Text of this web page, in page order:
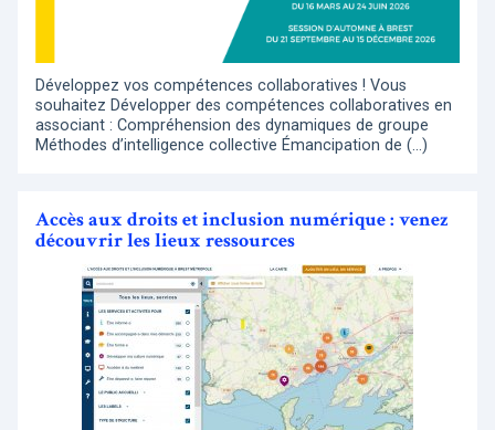
Développez vos compétences collaboratives ! Vous
souhaitez Développer des compétences collaboratives en
associant : Compréhension des dynamiques de groupe
Méthodes d’intelligence collective Émancipation de (…)
Accès aux droits et inclusion numérique : venez
découvrir les lieux ressources